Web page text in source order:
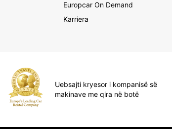
Europcar On Demand
Karriera
Uebsajti kryesor i kompanisë së
makinave me qira në botë